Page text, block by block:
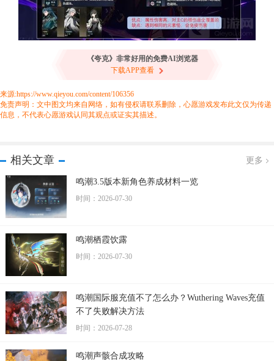
《夸克》非常好用的免费AI浏览器
下载APP查看
来源:https://www.qieyou.com/content/106356
免责声明：文中图文均来自网络，如有侵权请联系删除，心愿游戏发布此文仅为传递
信息，不代表心愿游戏认同其观点或证实其描述。
相关文章 更多
鸣潮3.5版本新角色养成材料一览
时间：2026-07-30
鸣潮栖霞饮露
时间：2026-07-30
鸣潮国际服充值不了怎么办？Wuthering Waves充值
不了失败解决方法
时间：2026-07-28
鸣潮声骸合成攻略